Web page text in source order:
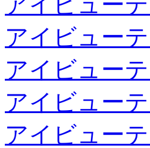
アイビュー
アイビュー
アイビュー
アイビュー